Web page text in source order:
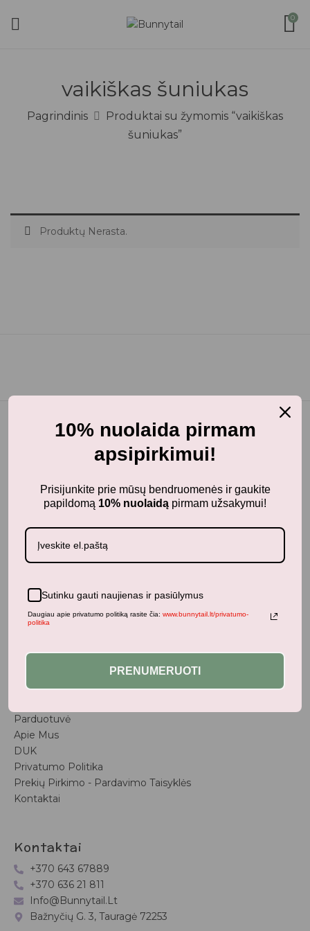
0
vaikiškas šuniukas
Pagrindinis
Produktai su žymomis “vaikiškas
šuniukas”
Produktų Nerasta.
– vaikiškų prekių krautuvėlė, kurioje rasite
Parduotuvė
Aksesuarai
Apranga
Kūdikiams
Populiariausi
Vaiko Kambarys
Nuorodos
Parduotuvė
Apie Mus
DUK
Privatumo Politika
Prekių Pirkimo - Pardavimo Taisyklės
Kontaktai
Kontaktai
+370 643 67889
+370 636 21 811
Info@bunnytail.lt
Bažnyčių G. 3, Tauragė 72253
10% nuolaida pirmam
apsipirkimui!
Prisijunkite prie mūsų bendruomenės ir gaukite
papildomą 10% nuolaidą pirmam užsakymui!
Sutinku gauti naujienas ir pasiūlymus
Daugiau apie privatumo politiką rasite čia: www.bunnytail.lt/privatumo-
politika
PRENUMERUOTI